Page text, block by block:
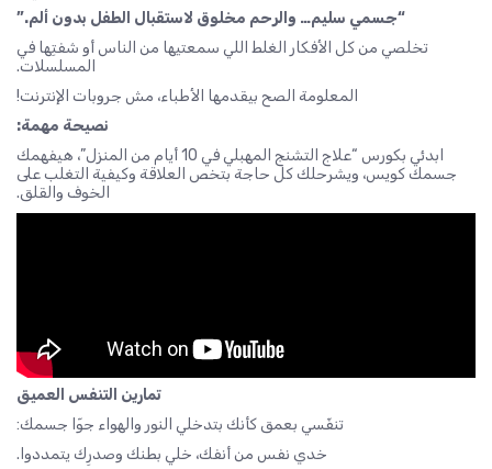
“جسمي سليم… والرحم مخلوق لاستقبال الطفل بدون ألم.”
تخلصي من كل الأفكار الغلط اللي سمعتيها من الناس أو شفتِها في
المسلسلات.
المعلومة الصح بيقدمها الأطباء، مش جروبات الإنترنت!
نصيحة مهمة:
ابدئي بكورس “علاج التشنج المهبلي في 10 أيام من المنزل”، هيفهمك
جسمك كويس، ويشرحلك كل حاجة بتخص العلاقة وكيفية التغلب على
الخوف والقلق.
تمارين التنفس العميق
تنفّسي بعمق كأنك بتدخلي النور والهواء جوّا جسمك:
خدي نفس من أنفك، خلي بطنك وصدرِك يتمددوا.